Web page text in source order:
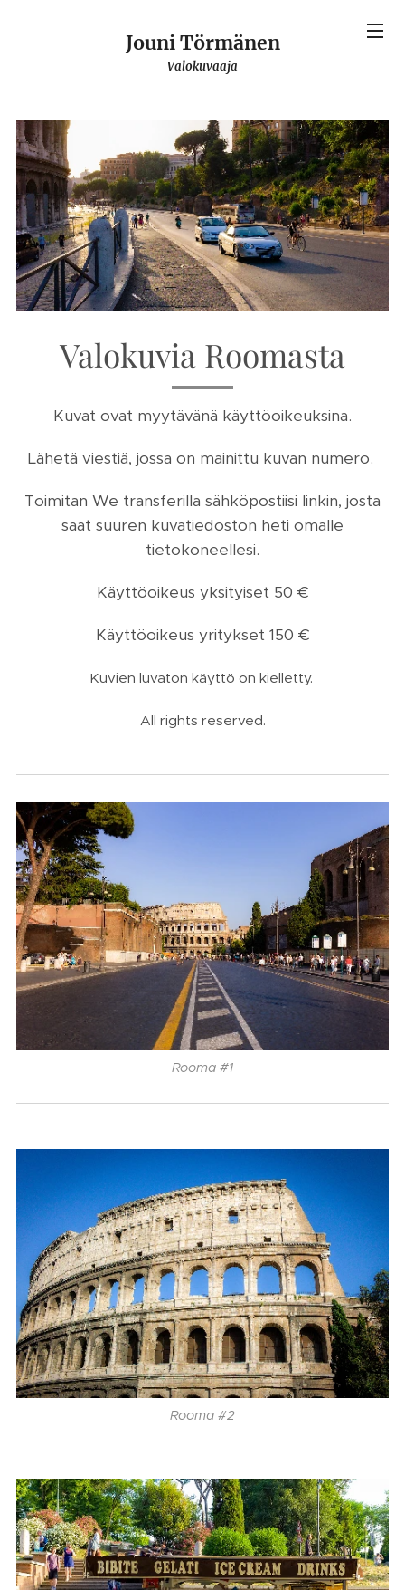
Jouni Törmänen
Valokuvaaja
Valokuvia Roomasta
Kuvat ovat myytävänä käyttöoikeuksina.
Lähetä viestiä, jossa on mainittu kuvan numero.
Toimitan We transferilla sähköpostiisi linkin, josta
saat suuren kuvatiedoston heti omalle
tietokoneellesi.
Käyttöoikeus yksityiset 50 €
Käyttöoikeus yritykset 150 €
Kuvien luvaton käyttö on kielletty.
All rights reserved.
Rooma #1
Rooma #2